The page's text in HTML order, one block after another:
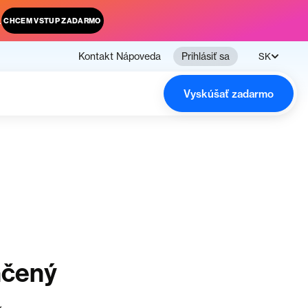
CHCEM VSTUP ZADARMO
Kontakt Nápoveda Prihlásiť sa SK
Vyskúšať zadarmo